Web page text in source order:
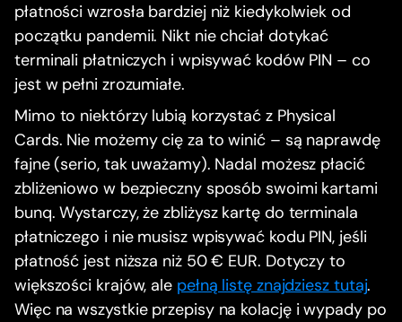
płatności wzrosła bardziej niż kiedykolwiek od
początku pandemii. Nikt nie chciał dotykać
terminali płatniczych i wpisywać kodów PIN – co
jest w pełni zrozumiałe.
Mimo to niektórzy lubią korzystać z Physical
Cards. Nie możemy cię za to winić – są naprawdę
fajne (serio, tak uważamy). Nadal możesz płacić
zbliżeniowo w bezpieczny sposób swoimi kartami
bunq. Wystarczy, że zbliżysz kartę do terminala
płatniczego i nie musisz wpisywać kodu PIN, jeśli
płatność jest niższa niż 50 € EUR. Dotyczy to
większości krajów, ale pełną listę znajdziesz tutaj.
Więc na wszystkie przepisy na kolację i wypady po